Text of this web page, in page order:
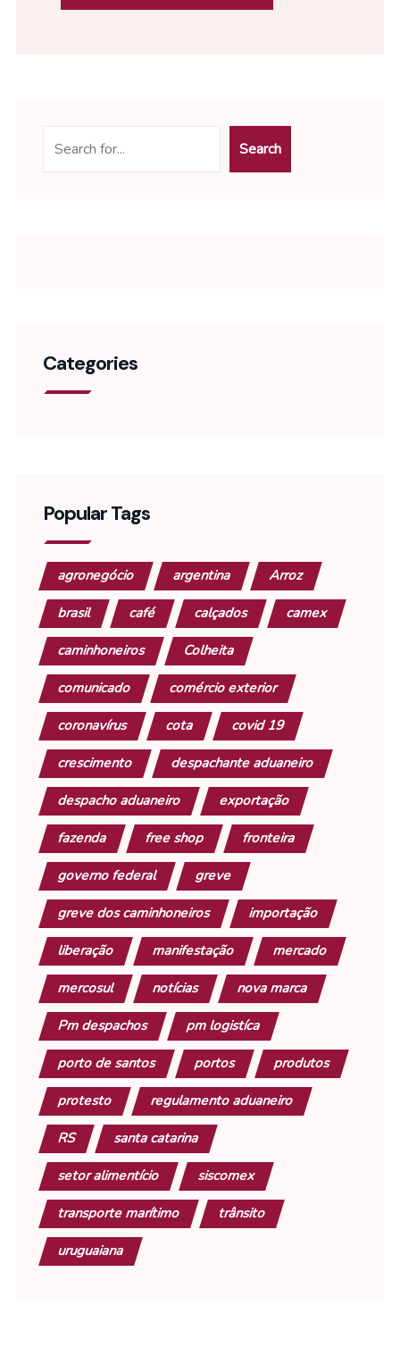
Search
Categories
Popular Tags
agronegócio argentina Arroz
brasil café calçados camex
caminhoneiros Colheita
comunicado comércio exterior
coronavírus cota covid 19
crescimento despachante aduaneiro
despacho aduaneiro exportação
fazenda free shop fronteira
governo federal greve
greve dos caminhoneiros importação
liberação manifestação mercado
mercosul notícias nova marca
Pm despachos pm logistíca
porto de santos portos produtos
protesto regulamento aduaneiro
RS santa catarina
setor alimentício siscomex
transporte marítimo trânsito
uruguaiana